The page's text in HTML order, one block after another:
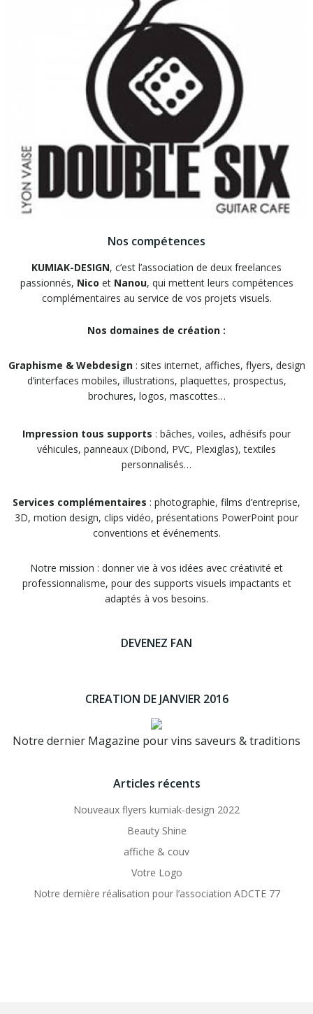
Nos compétences
KUMIAK-DESIGN, c’est l’association de deux freelances
passionnés, Nico et Nanou, qui mettent leurs compétences
complémentaires au service de vos projets visuels.
Nos domaines de création :
Graphisme & Webdesign: sites internet, affiches, flyers, design
d’interfaces mobiles, illustrations, plaquettes, prospectus,
brochures, logos, mascottes…
Impression tous supports : bâches, voiles, adhésifs pour
véhicules, panneaux (Dibond, PVC, Plexiglas), textiles
personnalisés…
Services complémentaires : photographie, films d’entreprise,
3D, motion design, clips vidéo, présentations PowerPoint pour
conventions et événements.
Notre mission : donner vie à vos idées avec créativité et
professionnalisme, pour des supports visuels impactants et
adaptés à vos besoins.
DEVENEZ FAN
CREATION DE JANVIER 2016
Notre dernier Magazine pour vins saveurs & traditions
Articles récents
Nouveaux flyers kumiak-design 2022
Beauty Shine
affiche & couv
Votre Logo
Notre dernière réalisation pour l’association ADCTE 77